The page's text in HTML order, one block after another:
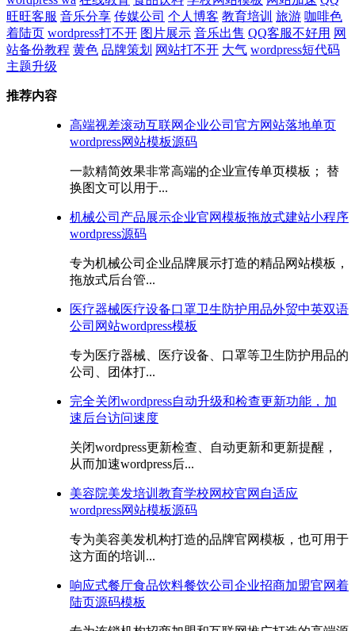
旺旺客服 音乐分享 传媒公司 个人博客 教育培训 旅游 咖啡色
着陆页 wordpress打不开 图片展示 音乐出售 QQ客服不好用 网
站备份教程 黄色 品牌策划 网站打不开 大气 wordpress短代码
主题升级
推荐内容
高端视差滚动互联网企业公司官方网站落地单页
wordpress网站模板源码
一款精简效果非常高端的企业宣传单页模板； 替
换图文可以用于...
机械公司产品展示企业官网模板拖放式建站小程序
wordpress源码
专为机械公司企业品牌展示打造的精品网站模板，
拖放式后台管...
医疗器械医疗设备口罩卫生防护用品外贸中英双语
公司网站wordpress模板
专为医疗器械、医疗设备、口罩等卫生防护用品的
公司、团体打...
完全关闭wordpress自动升级和检查更新功能，加
速后台访问速度
关闭wordpress更新检查、自动更新和更新提醒，
从而加速wordpress后...
美容院美发培训教育学校网校官网自适应
wordpress网站模板源码
专为美容美发机构打造的品牌官网模板，也可用于
这方面的培训...
响应式餐厅食品饮料餐饮公司企业招商加盟官网着
陆页源码模板